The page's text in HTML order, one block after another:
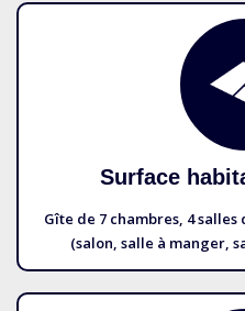
Surface
Gîte de 7 chambres, 4 salles
(salon, salle à manger,